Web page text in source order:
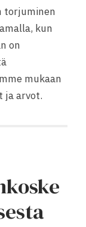
torjuminen
kun
on
mukaan
ja arvot.